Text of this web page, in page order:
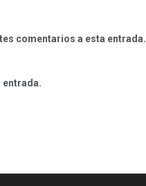
comentarios a esta entrada.
entrada.